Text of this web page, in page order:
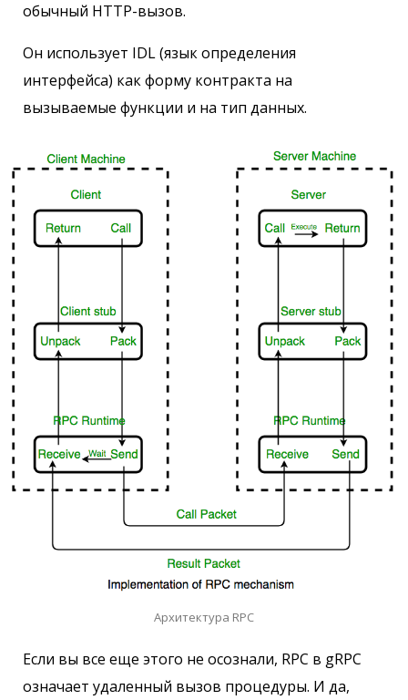
обычный HTTP-вызов.
Он использует IDL (язык определения
интерфейса) как форму контракта на
вызываемые функции и на тип данных.
Архитектура RPC
Если вы все еще этого не осознали, RPC в gRPC
означает удаленный вызов процедуры. И да,